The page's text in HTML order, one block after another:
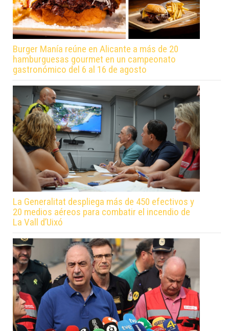
Burger Manía reúne en Alicante a más de 20
hamburguesas gourmet en un campeonato
gastronómico del 6 al 16 de agosto
La Generalitat despliega más de 450 efectivos y
20 medios aéreos para combatir el incendio de
La Vall d’Uixó